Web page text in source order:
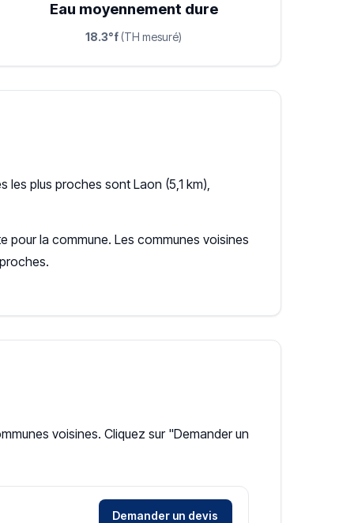
Eau moyennement dure
18.3°f (TH mesuré)
les plus proches sont Laon (5,1 km),
pour la commune. Les communes voisines
voisines. Cliquez sur "Demander un
Demander un devis